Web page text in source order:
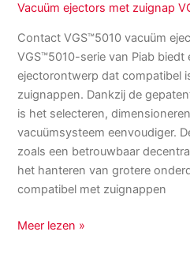
Vacuüm ejectors met zuignap
Contact VGS™5010 vacuüm
VGS™5010-serie van Piab
ejectorontwerp dat compatibel
zuignappen. Dankzij de
is het selecteren,
vacuümsysteem eenvoudiger.
zoals een betrouwbaar
het hanteren van grotere
compatibel met zuignappen
Meer lezen »